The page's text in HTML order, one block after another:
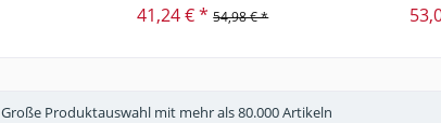
41,24 € * 54,98 € *
Große Produktauswahl mit mehr als 80.000 Artikeln